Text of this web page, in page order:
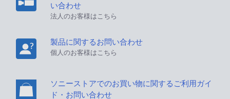
い合わせ
法人のお客様はこちら
製品に関するお問い合わせ
個人のお客様はこちら
ソニーストアでのお買い物に関するご利用ガイ
ド・お問い合わせ